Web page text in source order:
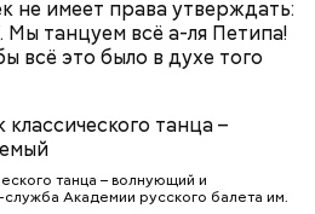
не имеет права утверждать:
Мы танцуем всё а-ля Петипа!
всё это было в духе того
танца – волнующий и
Академии русского балета им.
Майкл Черитто (Том
Трехо), и
Винсента Ханны
судьбы Килмер играет
Анджелесе». Тот же
в фильме «Форрест
в образе короля
любовь» (1993).
(из альбома "Dynamite",